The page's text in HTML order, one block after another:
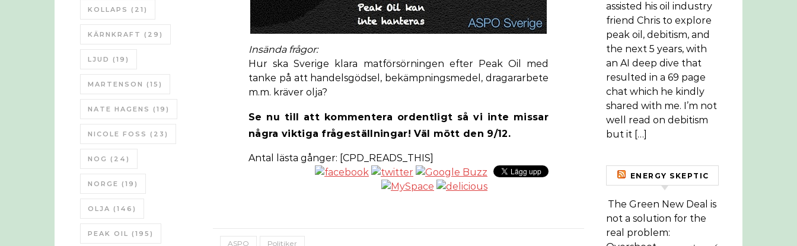
KOLLAPS (21)
KÄRNKRAFT (29)
LJUD (19)
MARTENSON (15)
NATE HAGENS (19)
NICOLE FOSS (23)
NOG (24)
NORGE (19)
OLJA (146)
PEAK OIL (195)
Insända frågor:
Hur ska Sverige klara matförsörningen efter Peak Oil med
tanke på att handelsgödsel, bekämpningsmedel, dragararbete
m.m. kräver olja?
Se nu till att kommentera ordentligt så vi inte missar
några viktiga frågeställningar! Väl mött den 9/12.
Antal lästa gånger: [CPD_READS_THIS]
ASPO Politiker
assisted his oil industry
friend Chris to explore
peak oil, debitism, and
the next 5 years, with
an AI deep dive that
resulted in a 69 page
chat which he kindly
shared with me. I’m not
well read on debitism
but it […]
ENERGY SKEPTIC
The Green New Deal is
not a solution for the
real problem: